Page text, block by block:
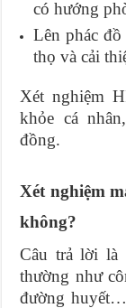
có hướng
Lên phác
thọ và cải
Xét nghiệm
khỏe cá
đồng.
Xét nghiệm
không?
Câu trả lời là
thường như
đường